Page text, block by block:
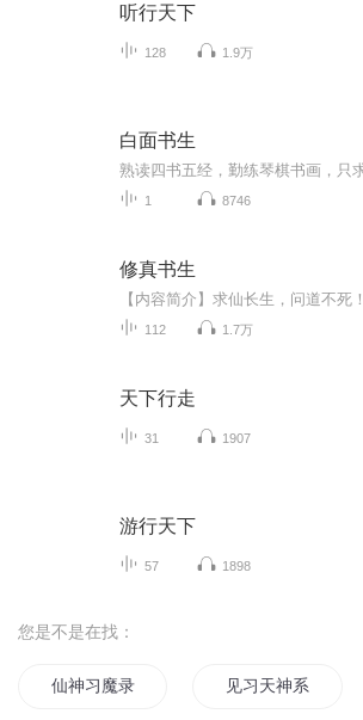
听行天下
128 1.9万
白面书生
1 8746
修真书生
112 1.7万
天下行走
31 1907
游行天下
57 1898
您是不是在找：
仙神习魔录 见习天神系统